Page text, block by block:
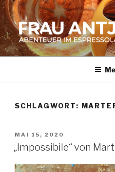
Zum
Inhalt
springen
FRAU ANTJES
Abenteuer im Espresso-Land
SCHLAGWORT:
VERÖFFENTLICHT
AM
MAI 15, 2020
„Impossibile“ von